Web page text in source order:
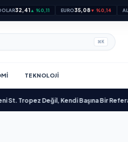
32,41▲ %0,11 EURO35,08▼ %0,14
⌘K
TEKNOLOJI
Değil, Kendi Başına Bir Referans”•